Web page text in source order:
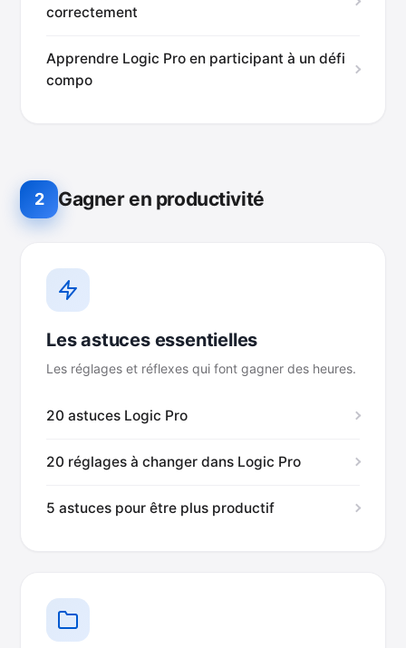
correctement
Apprendre Logic Pro en participant à un défi
compo
2 Gagner en productivité
Les astuces essentielles
Les réglages et réflexes qui font gagner des heures.
20 astuces Logic Pro
20 réglages à changer dans Logic Pro
5 astuces pour être plus productif